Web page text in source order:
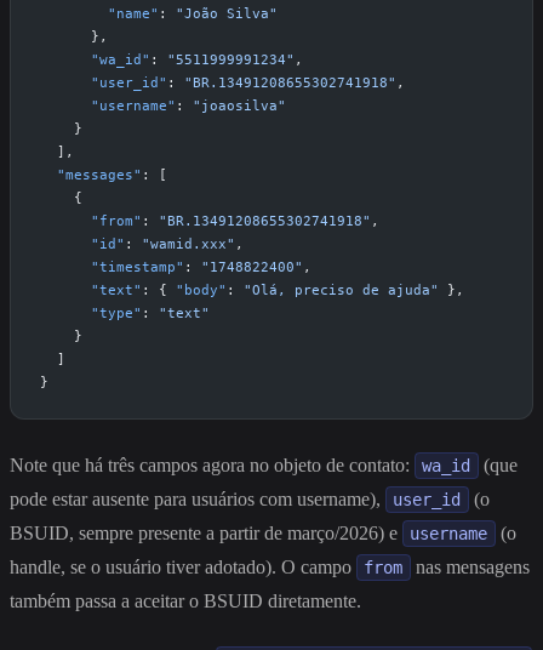
        "name"
: "João Silva"
      },
      "wa_id"
: "5511999991234" ,
      "user_id"
: "BR.13491208655302741918" ,
      "username"
: "joaosilva"
    }
  ],
  "messages"
: [
    {
      "from"
: "BR.13491208655302741918" ,
      "id"
: "wamid.xxx" ,
      "timestamp"
: "1748822400" ,
      "text"
: { "body" : "Olá, preciso de ajuda"
},
      "type"
: "text"
    }
  ]
}
Note que há três campos agora no objeto de contato: wa_id
(que
pode estar ausente para usuários com username),
user_id
(o
BSUID, sempre presente a partir de março/2026) e
username
(o
handle, se o usuário tiver adotado). O campo
from
nas mensagens
também passa a aceitar o BSUID diretamente.